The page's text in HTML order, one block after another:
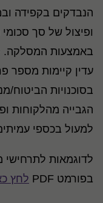
הנבדקים בקפידה
ופיצול של סך
באמצעות המסלקה.
עדין קיימות מספר
בסוכנויות הביטוח/
הגבייה מהלקוחות
למעול בכספי
לדוגמאות לתרחישי
בפורמט PDF
לחץ